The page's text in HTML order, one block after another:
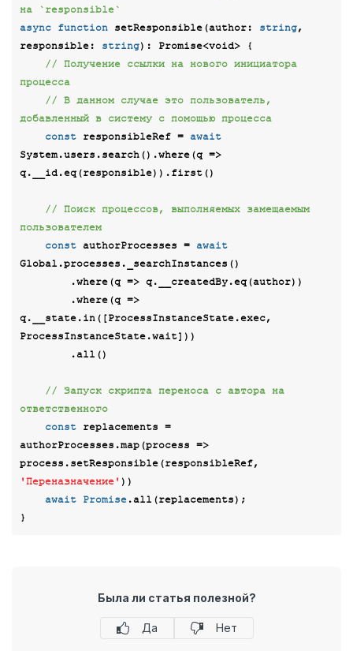
на `responsible`
async function setResponsible(author: string,
responsible: string): Promise<void>
{
// Получение ссылки на нового инициатора
процесса
// В данном случае это пользователь,
добавленный в систему с помощью процесса
const responsibleRef = await
System.users.search().where(q =>
q.__id.eq(responsible)).first()
// Поиск процессов, выполняемых замещаемым
пользователем
const authorProcesses = await
Global.processes._searchInstances()
        .where(
q => q.__createdBy.eq(author))
        .where(
q =>
q.__state.in([ProcessInstanceState.exec,
ProcessInstanceState.wait]))
// Запуск скрипта переноса с автора на
ответственного
const replacements =
authorProcesses.map(process =>
'Переназначение' ))
await Promise.all(replacements);
Была ли статья полезной?
Да Нет